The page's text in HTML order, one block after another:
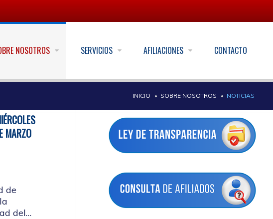
NOSOTROS SERVICIOS AFILIACIONES CONTACTO
INICIO SOBRE NOSOTROS NOTICIAS
MARZO
de
del